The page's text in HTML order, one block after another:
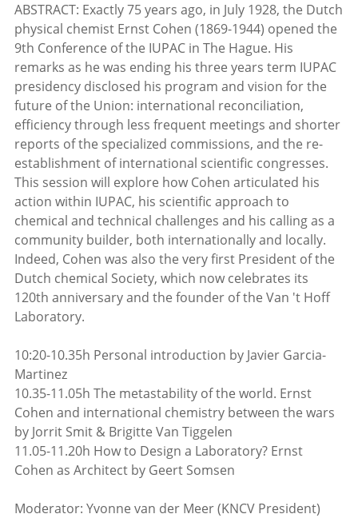
ABSTRACT: Exactly 75 years ago, in July 1928, the Dutch
physical chemist Ernst Cohen (1869-1944) opened the
9th Conference of the IUPAC in The Hague. His
remarks as he was ending his three years term IUPAC
presidency disclosed his program and vision for the
future of the Union: international reconciliation,
efficiency through less frequent meetings and shorter
reports of the specialized commissions, and the re-
establishment of international scientific congresses.
This session will explore how Cohen articulated his
action within IUPAC, his scientific approach to
chemical and technical challenges and his calling as a
community builder, both internationally and locally.
Indeed, Cohen was also the very first President of the
Dutch chemical Society, which now celebrates its
120th anniversary and the founder of the Van 't Hoff
Laboratory.
10:20-10.35h Personal introduction by Javier Garcia-
Martinez
10.35-11.05h The metastability of the world. Ernst
Cohen and international chemistry between the wars
by Jorrit Smit & Brigitte Van Tiggelen
11.05-11.20h How to Design a Laboratory? Ernst
Cohen as Architect by Geert Somsen
Moderator: Yvonne van der Meer (KNCV President)